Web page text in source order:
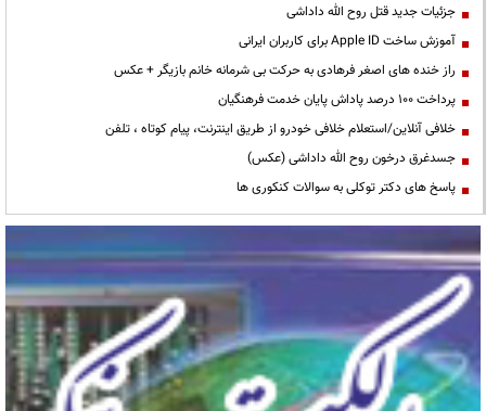
جزئیات جدید قتل روح الله داداشی
آموزش ساخت Apple ID برای کاربران ایرانی
راز خنده های اصغر فرهادی به حرکت بی شرمانه خانم بازیگر + عکس
پرداخت ۱۰۰ درصد پاداش پایان خدمت فرهنگیان
خلافی آنلاین/استعلام خلافی خودرو از طریق اینترنت، پیام کوتاه ، تلفن
جسدغرق درخون روح الله داداشی (عکس)
پاسخ های دکتر توکلی به سوالات کنکوری ها